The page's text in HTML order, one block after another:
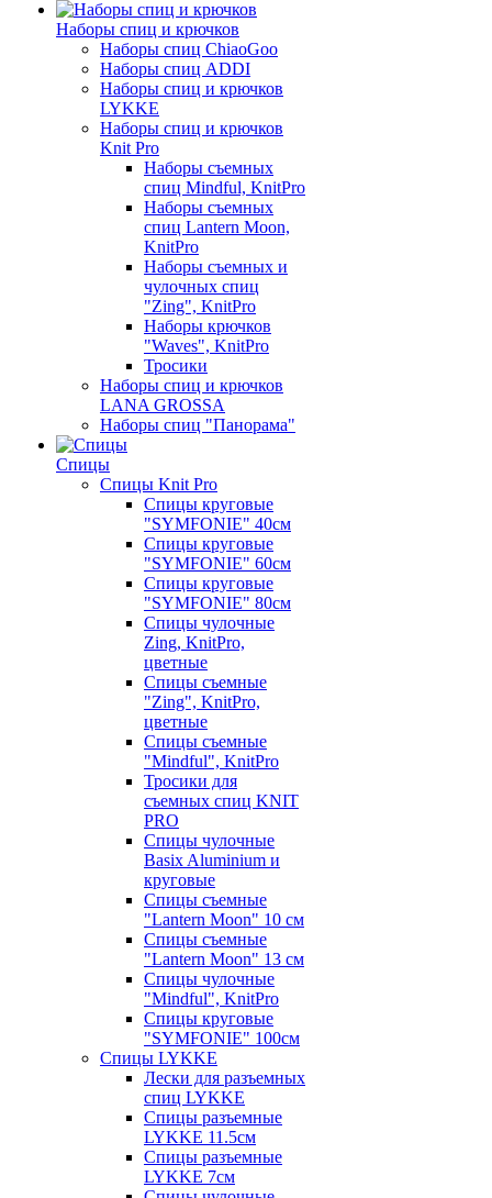
Наборы спиц и крючков
Наборы спиц ChiaoGoo
Наборы спиц ADDI
Наборы спиц и крючков
LYKKE
Наборы спиц и крючков
Knit Pro
Наборы съемных
спиц Mindful, KnitPro
Наборы съемных
спиц Lantern Moon,
KnitPro
Наборы съемных и
чулочных спиц
"Zing", KnitPro
Наборы крючков
"Waves", KnitPro
Тросики
Наборы спиц и крючков
LANA GROSSA
Наборы спиц "Панорама"
Спицы
Спицы Knit Pro
Спицы круговые
"SYMFONIE" 40см
Спицы круговые
"SYMFONIE" 60см
Спицы круговые
"SYMFONIE" 80см
Спицы чулочные
Zing, KnitPro,
цветные
Спицы съемные
"Zing", KnitPro,
цветные
Спицы съемные
"Mindful", KnitPro
Тросики для
съемных спиц KNIT
PRO
Спицы чулочные
Basix Aluminium и
круговые
Спицы съемные
"Lantern Moon" 10 см
Спицы съемные
"Lantern Moon" 13 см
Спицы чулочные
"Mindful", KnitPro
Спицы круговые
"SYMFONIE" 100см
Спицы LYKKE
Лески для разъемных
спиц LYKKE
Спицы разъемные
LYKKE 11.5см
Спицы разъемные
LYKKE 7см